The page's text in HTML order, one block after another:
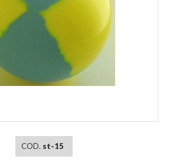
COD. st-15